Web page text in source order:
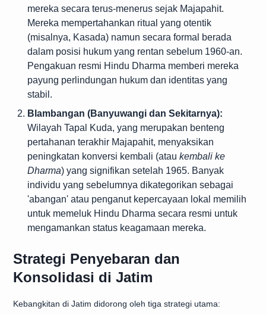
mereka secara terus-menerus sejak Majapahit.
Mereka mempertahankan ritual yang otentik
(misalnya, Kasada) namun secara formal berada
dalam posisi hukum yang rentan sebelum 1960-an.
Pengakuan resmi Hindu Dharma memberi mereka
payung perlindungan hukum dan identitas yang
stabil.
Blambangan (Banyuwangi dan Sekitarnya):
Wilayah Tapal Kuda, yang merupakan benteng
pertahanan terakhir Majapahit, menyaksikan
peningkatan konversi kembali (atau kembali ke
Dharma) yang signifikan setelah 1965. Banyak
individu yang sebelumnya dikategorikan sebagai
'abangan' atau penganut kepercayaan lokal memilih
untuk memeluk Hindu Dharma secara resmi untuk
mengamankan status keagamaan mereka.
Strategi Penyebaran dan
Konsolidasi di Jatim
Kebangkitan di Jatim didorong oleh tiga strategi utama: